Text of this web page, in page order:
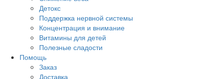
Детокс
Поддержка нервной системы
Концентрация и внимание
Витамины для детей
Полезные сладости
Помощь
Заказ
Доставка